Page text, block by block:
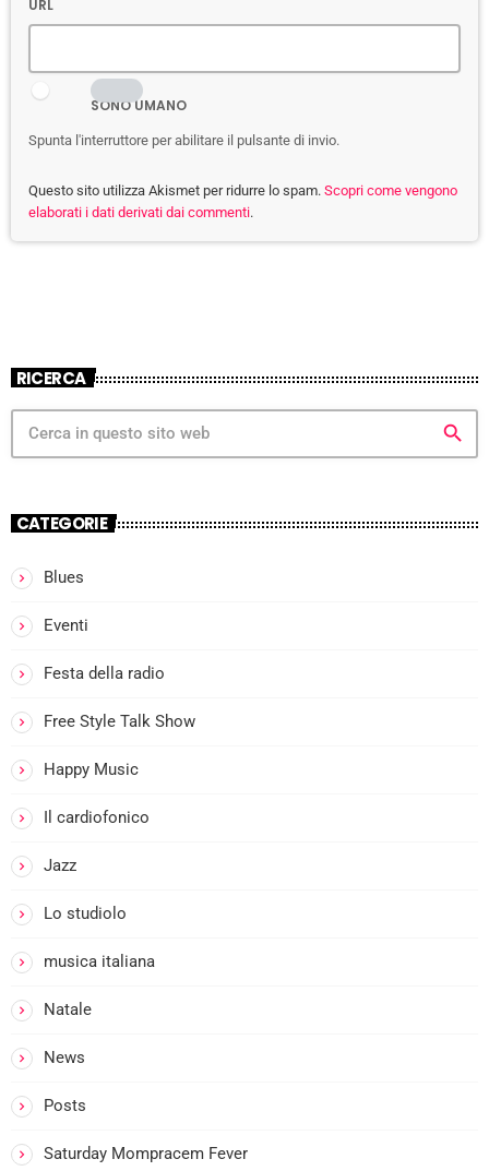
URL
SONO UMANO
Spunta l'interruttore per abilitare il pulsante di invio.
Questo sito utilizza Akismet per ridurre lo spam. Scopri come vengono
elaborati i dati derivati dai commenti.
RICERCA
search
CATEGORIE
Blues
Eventi
Festa della radio
Free Style Talk Show
Happy Music
Il cardiofonico
Jazz
Lo studiolo
musica italiana
Natale
News
Posts
Saturday Mompracem Fever